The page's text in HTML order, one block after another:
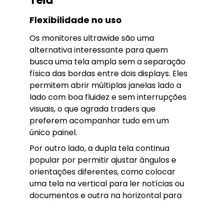
Flexibilidade no uso
Os monitores ultrawide são uma
alternativa interessante para quem
busca uma tela ampla sem a separação
física das bordas entre dois displays. Eles
permitem abrir múltiplas janelas lado a
lado com boa fluidez e sem interrupções
visuais, o que agrada traders que
preferem acompanhar tudo em um
único painel.
Por outro lado, a dupla tela continua
popular por permitir ajustar ângulos e
orientações diferentes, como colocar
uma tela na vertical para ler notícias ou
documentos e outra na horizontal para